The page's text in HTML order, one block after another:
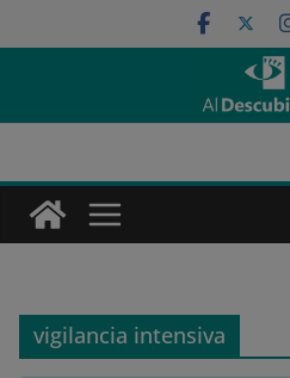
al
vigilancia intensiva